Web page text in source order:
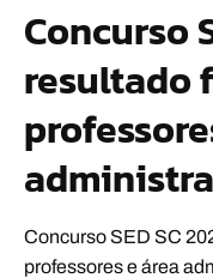
Concurso
resultado
Concurso SED SC
professores e área